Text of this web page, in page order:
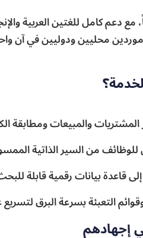
دعم كامل للغتين العربية
محليين ودوليين في آن
المشتريات والمبيعات ومطابقة
للوظائف من السير الذاتية
قاعدة بيانات رقمية قابلة
التعبئة بسرعة البرق
إجهادهم